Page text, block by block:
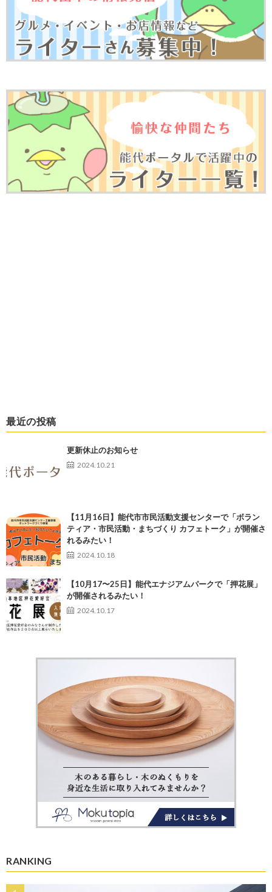
最近の投稿
更新休止のお知らせ
2024.10.21
【11月16日】能代市市民活動支援センターで「ボラン
ティア・市民活動・まちづくり カフェトーク」が開催さ
れるみたい！
2024.10.18
【10月17〜25日】能代エナジアムパークで「押花展」
が開催されるみたい！
2024.10.17
RANKING